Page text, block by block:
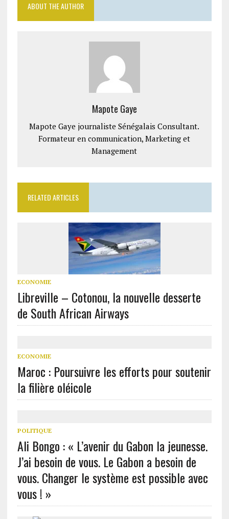
ABOUT THE AUTHOR
Mapote Gaye
Mapote Gaye journaliste Sénégalais Consultant.
Formateur en communication, Marketing et
Management
RELATED ARTICLES
ECONOMIE
Libreville – Cotonou, la nouvelle desserte
de South African Airways
ECONOMIE
Maroc : Poursuivre les efforts pour soutenir
la filière oléicole
POLITIQUE
Ali Bongo : « L’avenir du Gabon la jeunesse.
J’ai besoin de vous. Le Gabon a besoin de
vous. Changer le système est possible avec
vous ! »